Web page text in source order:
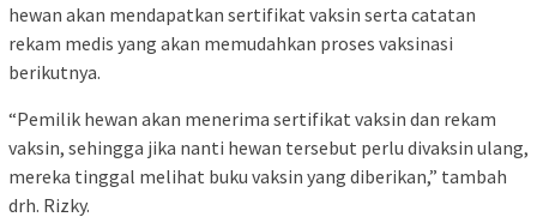
hewan akan mendapatkan sertifikat vaksin serta catatan
rekam medis yang akan memudahkan proses vaksinasi
berikutnya.
“Pemilik hewan akan menerima sertifikat vaksin dan rekam
vaksin, sehingga jika nanti hewan tersebut perlu divaksin ulang,
mereka tinggal melihat buku vaksin yang diberikan,” tambah
drh. Rizky.